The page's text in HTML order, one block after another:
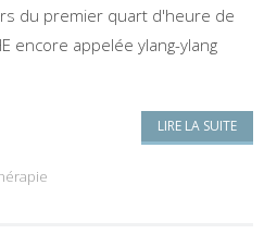
du premier quart d'heure de
encore appelée ylang-ylang
LIRE LA SUITE